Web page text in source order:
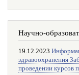
Научно-
19.12.2023
здравоохранения
проведении курсов